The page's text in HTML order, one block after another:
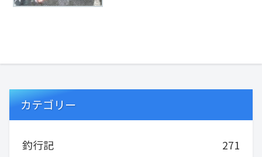
カテゴリー
釣行記
271